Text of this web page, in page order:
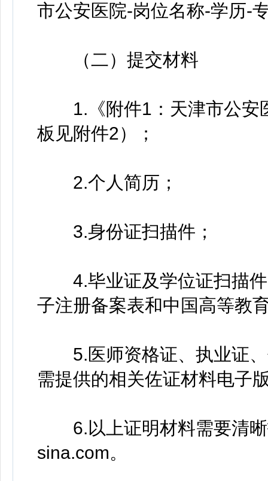
市公安医院-岗位名称-学历-
（二）提交材料
1.《附件1：天津市公安
板见附件2）；
2.个人简历；
3.身份证扫描件；
4.毕业证及学位证扫描件
子注册备案表和中国高等教
5.医师资格证、执业证、
需提供的相关佐证材料电子
6.以上证明材料需要清晰
sina.com。